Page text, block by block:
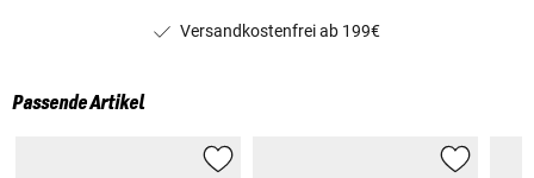
Versandkostenfrei ab 199€
Passende Artikel